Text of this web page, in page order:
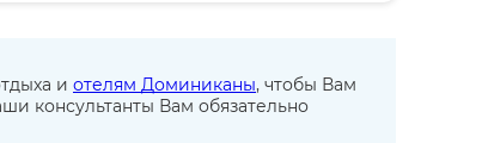
и отелям Доминиканы, чтобы Вам
консультанты Вам обязательно